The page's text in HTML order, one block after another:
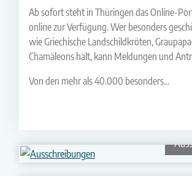
Ab sofort steht in Thüringen das Online-
online zur Verfügung. Wer besonders
wie Griechische Landschildkröten,
Chamäleons hält, kann Meldungen und
Modernisierung der Verwaltung und macht
Von den mehr als 40.000 besonders…